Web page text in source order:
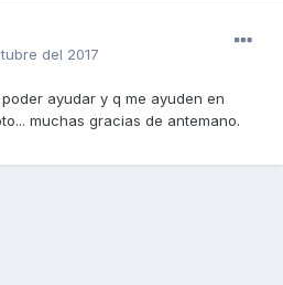
del 2017
ayudar y q me ayuden en
muchas gracias de antemano.